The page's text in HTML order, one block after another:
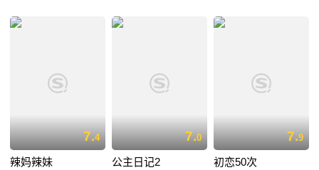
7.4
辣妈辣妹
7.0
公主日记2
7.9
初恋50次